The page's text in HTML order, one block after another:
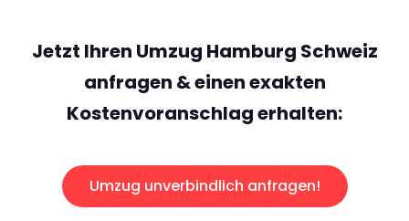
Jetzt Ihren Umzug Hamburg Schweiz
anfragen & einen exakten
Kostenvoranschlag erhalten:
Umzug unverbindlich anfragen!